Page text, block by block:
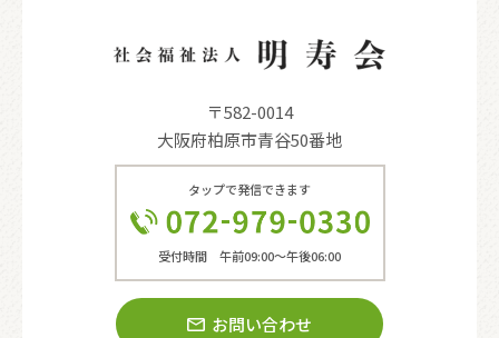
〒582-0014
大阪府柏原市青谷50番地
タップで発信できます
受付時間 午前09:00〜午後06:00
お問い合わせ